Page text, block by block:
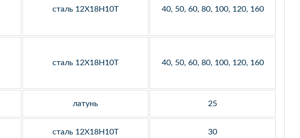
сталь 12Х18Н10Т 40, 50, 60, 80, 100, 120, 160
сталь 12Х18Н10Т 40, 50, 60, 80, 100, 120, 160
латунь 25
сталь 12Х18Н10Т 30